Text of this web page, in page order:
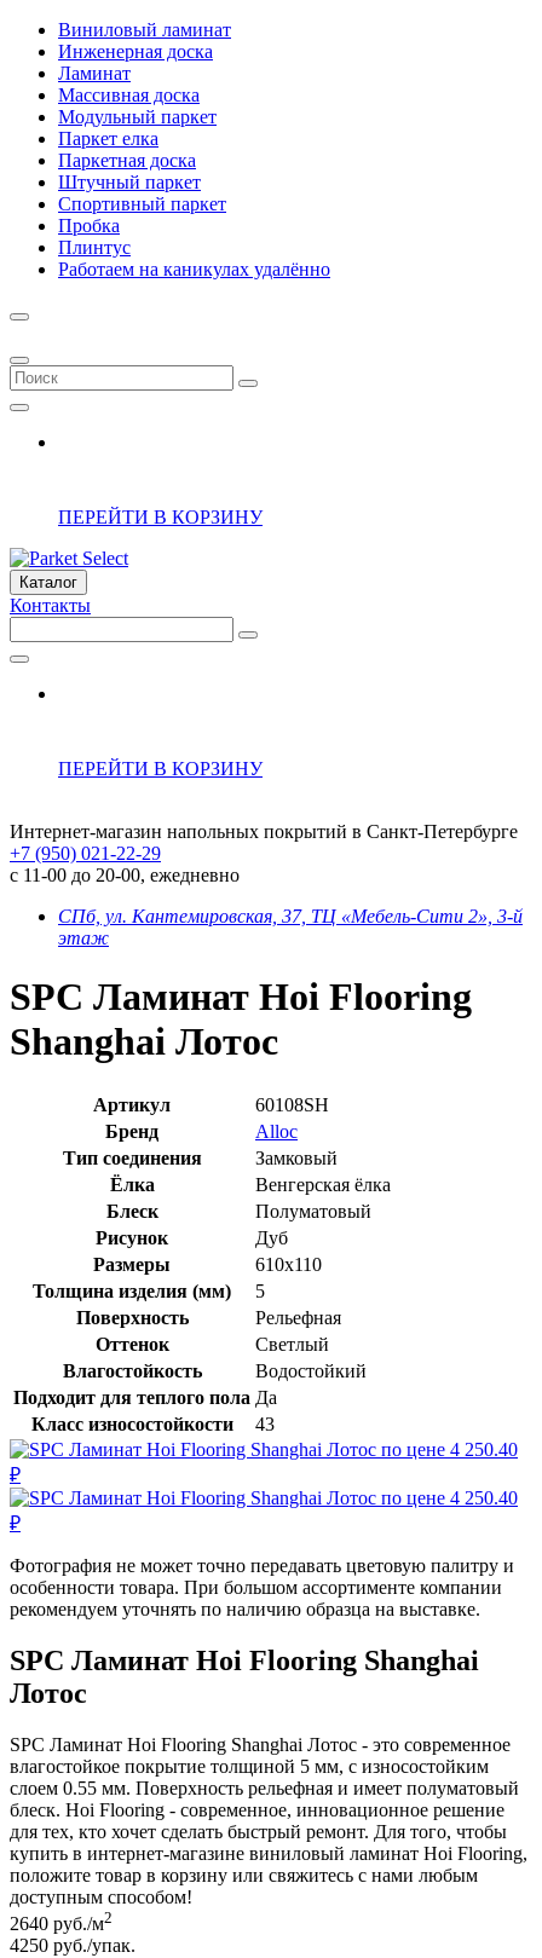
Виниловый ламинат
Инженерная доска
Ламинат
Массивная доска
Модульный паркет
Паркет елка
Паркетная доска
Штучный паркет
Спортивный паркет
Пробка
Плинтус
Работаем на каникулах удалённо
ПЕРЕЙТИ В КОРЗИНУ
Каталог
Контакты
ПЕРЕЙТИ В КОРЗИНУ
Интернет-магазин напольных покрытий в Санкт-Петербурге
+7 (950) 021-22-29
с 11-00 до 20-00, ежедневно
СПб, ул. Кантемировская, 37, ТЦ «Мебель-Сити 2», 3-й
этаж
SPC Ламинат Hoi Flooring
Shanghai Лотос
Артикул
60108SH
Бренд
Alloc
Тип соединения
Замковый
Ёлка
Венгерская ёлка
Блеск
Полуматовый
Рисунок
Дуб
Размеры
610x110
Толщина изделия (мм)
5
Поверхность
Рельефная
Оттенок
Светлый
Влагостойкость
Водостойкий
Подходит для теплого пола Да
Класс износостойкости
43
Фотография не может точно передавать цветовую палитру и
особенности товара. При большом ассортименте компании
рекомендуем уточнять по наличию образца на выставке.
SPC Ламинат Hoi Flooring Shanghai
Лотос
SPC Ламинат Hoi Flooring Shanghai Лотос - это современное
влагостойкое покрытие толщиной 5 мм, с износостойким
слоем 0.55 мм. Поверхность рельефная и имеет полуматовый
блеск. Hoi Flooring - современное, инновационное решение
для тех, кто хочет сделать быстрый ремонт. Для того, чтобы
купить в интернет-магазине виниловый ламинат Hoi Flooring,
положите товар в корзину или свяжитесь с нами любым
доступным способом!
2640 руб./м2
4250 руб./упак.